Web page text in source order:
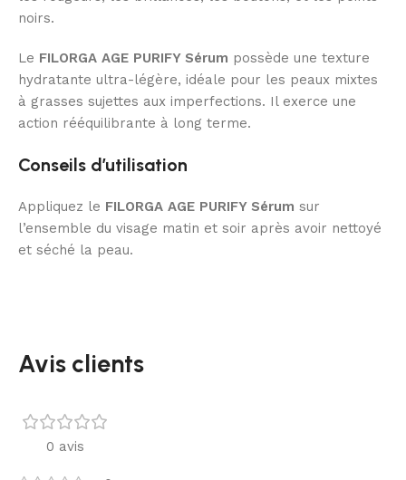
noirs.
Le FILORGA AGE PURIFY Sérum possède une texture
hydratante ultra-légère, idéale pour les peaux mixtes
à grasses sujettes aux imperfections. Il exerce une
action rééquilibrante à long terme.
Conseils d’utilisation
Appliquez le FILORGA AGE PURIFY Sérum sur
l’ensemble du visage matin et soir après avoir nettoyé
et séché la peau.
Avis clients
0 avis